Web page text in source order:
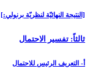
[النتيجة النهائيّة لنظريّة برنولي:]
ثالثاً: تفسير الاحتمال‏
أ- التعريف الرئيس للاحتمال‏